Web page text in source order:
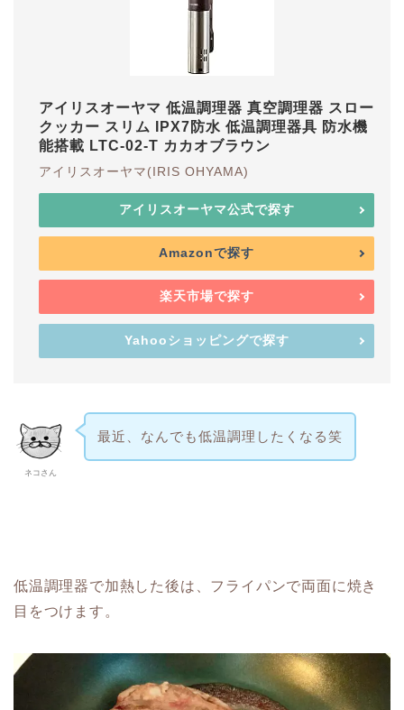
アイリスオーヤマ 低温調理器 真空調理器 スロー
クッカー スリム IPX7防水 低温調理器具 防水機
能搭載 LTC-02-T カカオブラウン
アイリスオーヤマ(IRIS OHYAMA)
アイリスオーヤマ公式で探す
Amazonで探す
楽天市場で探す
Yahooショッピングで探す
ネコさん
最近、なんでも低温調理したくなる笑
低温調理器で加熱した後は、フライパンで両面に焼き
目をつけます。